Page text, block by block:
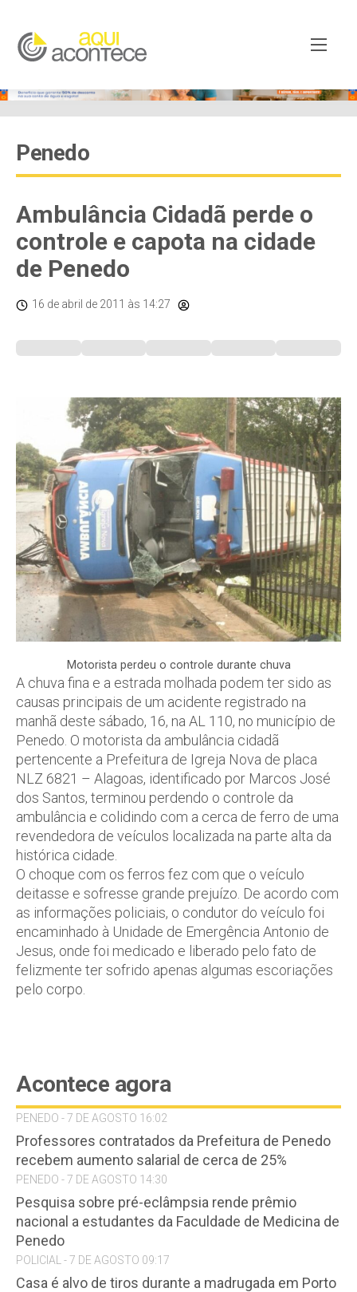
Penedo
Ambulância Cidadã perde o
controle e capota na cidade
de Penedo
16 de abril de 2011 às 14:27
Motorista perdeu o controle durante chuva
A chuva fina e a estrada molhada podem ter sido as
causas principais de um acidente registrado na
manhã deste sábado, 16, na AL 110, no município de
Penedo. O motorista da ambulância cidadã
pertencente a Prefeitura de Igreja Nova de placa
NLZ 6821 – Alagoas, identificado por Marcos José
dos Santos, terminou perdendo o controle da
ambulância e colidindo com a cerca de ferro de uma
revendedora de veículos localizada na parte alta da
histórica cidade.
O choque com os ferros fez com que o veículo
deitasse e sofresse grande prejuízo. De acordo com
as informações policiais, o condutor do veículo foi
encaminhado à Unidade de Emergência Antonio de
Jesus, onde foi medicado e liberado pelo fato de
felizmente ter sofrido apenas algumas escoriações
pelo corpo.
Acontece agora
PENEDO - 7 DE AGOSTO 16:02
Professores contratados da Prefeitura de Penedo
recebem aumento salarial de cerca de 25%
PENEDO - 7 DE AGOSTO 14:30
Pesquisa sobre pré-eclâmpsia rende prêmio
nacional a estudantes da Faculdade de Medicina de
Penedo
POLICIAL - 7 DE AGOSTO 09:17
Casa é alvo de tiros durante a madrugada em Porto